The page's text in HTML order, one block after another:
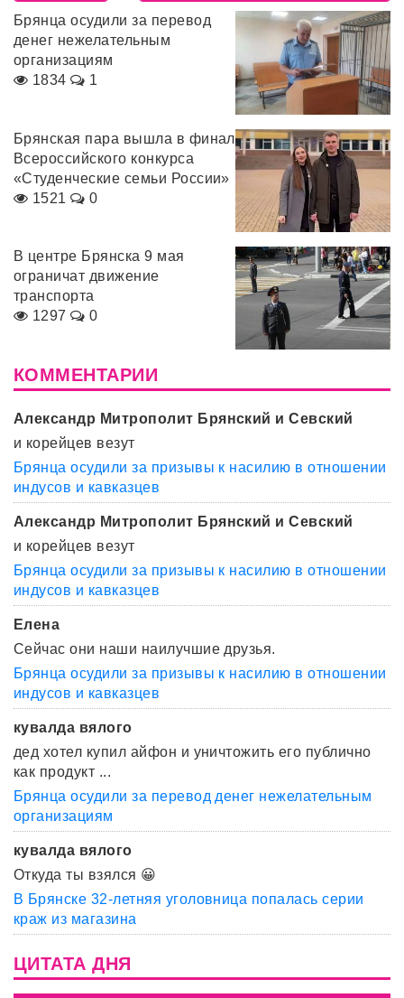
Брянца осудили за перевод
денег нежелательным
организациям
1834
1
Брянская пара вышла в финал
Всероссийского конкурса
«Студенческие семьи России»
1521
0
В центре Брянска 9 мая
ограничат движение
транспорта
1297
0
КОММЕНТАРИИ
Александр Митрополит Брянский и Севский
и корейцев везут
Брянца осудили за призывы к насилию в отношении
индусов и кавказцев
Александр Митрополит Брянский и Севский
и корейцев везут
Брянца осудили за призывы к насилию в отношении
индусов и кавказцев
Елена
Сейчас они наши наилучшие друзья.
Брянца осудили за призывы к насилию в отношении
индусов и кавказцев
кувалда вялого
дед хотел купил айфон и уничтожить его публично
как продукт ...
Брянца осудили за перевод денег нежелательным
организациям
кувалда вялого
Откуда ты взялся 😀
В Брянске 32-летняя уголовница попалась серии
краж из магазина
ЦИТАТА ДНЯ